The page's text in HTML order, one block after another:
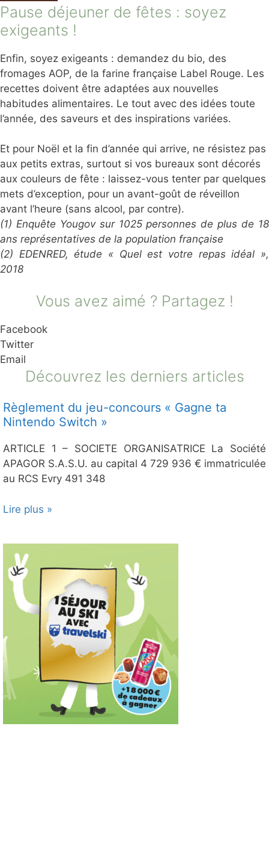
Pause déjeuner de fêtes : soyez
exigeants !
Enfin, soyez exigeants : demandez du bio, des
fromages AOP, de la farine française Label Rouge. Les
recettes doivent être adaptées aux nouvelles
habitudes alimentaires. Le tout avec des idées toute
l’année, des saveurs et des inspirations variées.
Et pour Noël et la fin d’année qui arrive, ne résistez pas
aux petits extras, surtout si vos bureaux sont décorés
aux couleurs de fête : laissez-vous tenter par quelques
mets d’exception, pour un avant-goût de réveillon
avant l’heure (sans alcool, par contre).
(1) Enquête Yougov sur 1025 personnes de plus de 18
ans représentatives de la population française
(2) EDENRED, étude « Quel est votre repas idéal »,
2018
Vous avez aimé ? Partagez !
Facebook
Twitter
Email
Découvrez les derniers articles
Règlement du jeu-concours « Gagne ta
Nintendo Switch »
ARTICLE 1 – SOCIETE ORGANISATRICE La Société
APAGOR S.A.S.U. au capital 4 729 936 € immatriculée
au RCS Evry 491 348
Lire plus »